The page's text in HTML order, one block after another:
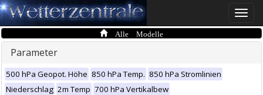
Toggle
Alle Modelle
Parameter
500 hPa Geopot. Höhe 850 hPa Temp. 850 hPa Stromlinien
Niederschlag 2m Temp 700 hPa Vertikalbew